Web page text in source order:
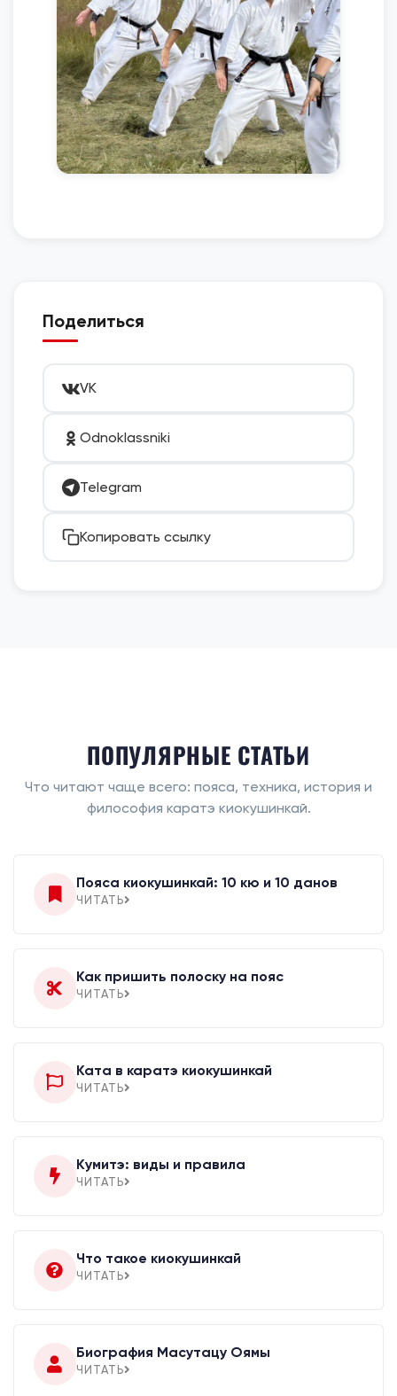
Поделиться
VK
Odnoklassniki
Telegram
Копировать ссылку
ПОПУЛЯРНЫЕ СТАТЬИ
Что читают чаще всего: пояса, техника, история и
философия каратэ киокушинкай.
Пояса киокушинкай: 10 кю и 10 данов
ЧИТАТЬ
Как пришить полоску на пояс
ЧИТАТЬ
Ката в каратэ киокушинкай
ЧИТАТЬ
Кумитэ: виды и правила
ЧИТАТЬ
Что такое киокушинкай
ЧИТАТЬ
Биография Масутацу Оямы
ЧИТАТЬ